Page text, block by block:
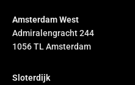
Amsterdam West
Admiralengracht 244
1056 TL Amsterdam
Sloterdijk